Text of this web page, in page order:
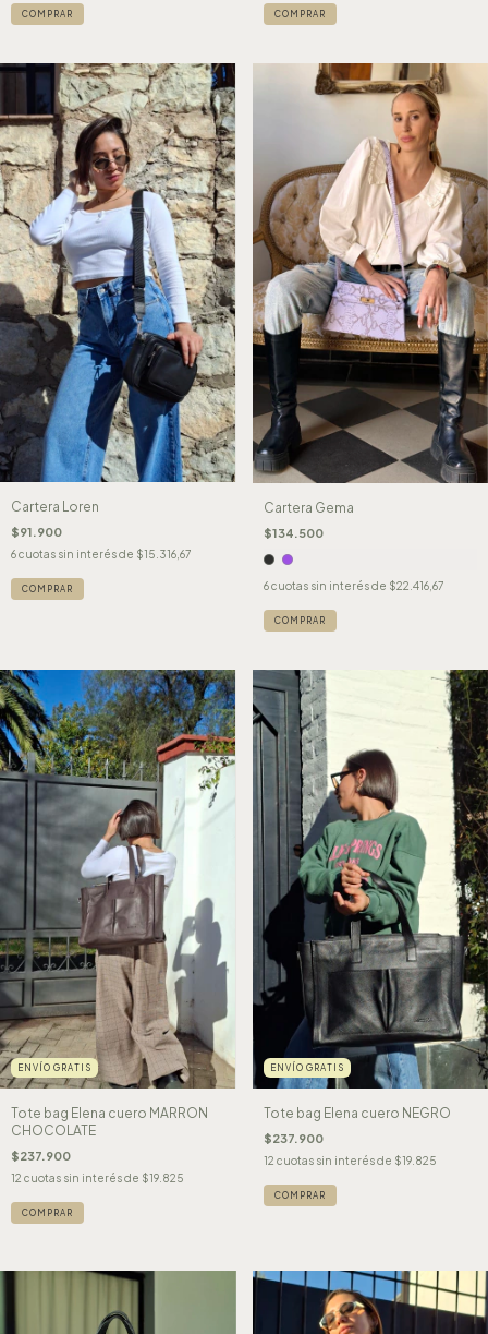
COMPRAR COMPRAR
Cartera Loren
$91.900
6cuotas sin interés de $15.316,67
Cartera Gema
$134.500
6 cuotas sin interés de $22.416,67
COMPRAR
ENVÍO GRATIS
Tote bag Elena cuero MARRON
CHOCOLATE
$237.900
12 cuotas sin interés de $19.825
ENVÍO GRATIS
Tote bag Elena cuero NEGRO
$237.900
12 cuotas sin interés de $19.825